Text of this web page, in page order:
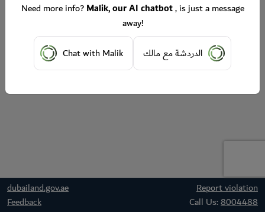
dubailand.gov.ae
Report violation
Feedback
Call Us:8004488
Need more info?Malik, our AI chatbot, is just a message
away!
Chat with Malik
الدردشة مع مالك